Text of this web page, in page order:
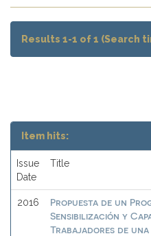
Results 1-1 of 1 (Search
Item hits:
Issue
Date
Title
2016
Propuesta de un
Sensibilización y
Trabajadores de una